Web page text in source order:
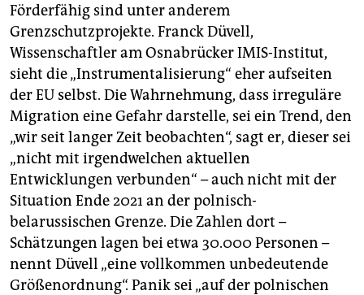
Förderfähig sind unter anderem
Grenzschutzprojekte. Franck Düvell,
Wissenschaftler am Osnabrücker IMIS-Institut,
sieht die „In­strumentalisierung“ eher aufseiten
der EU selbst. Die Wahrnehmung, dass irreguläre
Migration eine Gefahr darstelle, sei ein Trend, den
„wir seit langer Zeit beobachten“, sagt er, dieser sei
„nicht mit irgendwelchen aktuellen
Entwicklungen verbunden“ – auch nicht mit der
Situation Ende 2021 an der polnisch-
belarussischen Grenze. Die Zahlen dort –
Schätzungen lagen bei etwa 30.000 Personen –
nennt Düvell „eine vollkommen unbedeutende
Größenordnung“. Panik sei „auf der polnischen